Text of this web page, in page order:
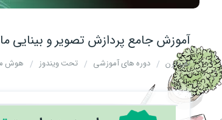
آموزش جامع پردازش تصویر و بینایی
تاپ لرن دوره های آموزشی تحت ویندوز هوش